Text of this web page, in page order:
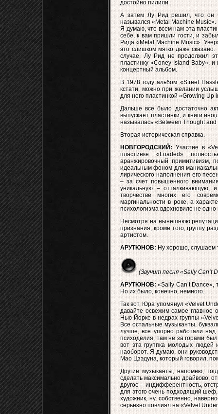
достойно пилили.
А затем Лу Рид решил, что он
назывался «Metal Machine
Я думаю, что всем нам эта
себе, к вам пришли гости, и
Рида «Metal Machine Music».
это слишком мягко даже
случае, Лу Рид не продолжил
пластинку «Coney Island Baby»,
концертный альбом.
В 1978 году альбом «Street
кстати, можно при желании
для него пластинкой «Growing Up
Дальше все было достаточно
выпускает пластинки, и книги
называлась «Between Thought
Вторая историческая справка.
НОВГОРОДСКИЙ:Участие в
пластинке «Loaded»
аранжировочный примитивизм,
идеальным фоном для
лирического наполнения его
– за счет повышенного
уникальную – отталкивающую,
творчестве многих его
маргинальности в роке, а
психологизма вдохновило не
Несмотря на нынешнюю
признания, кроме того, группу
артистом.
АРУТЮНОВ:Ну хорошо, слушаем
(Звучит песня «Sally Can’t
АРУТЮНОВ:«Sally Can’t Dance»,
Но их было, конечно, немного.
Так вот, Юра упомянул «Velvet
давайте освежим самое главное
Нью-Йорке в недрах группы
Все остальные музыканты,
лучше, все упорно работали над
психоделия, там не за горами
вот эта группка молодых людей
наоборот. Я думаю, они
Мао Цзэдуна, который говорил,
Другие музыканты, напомню,
сделать максимально драйвово,
другое – индифферентность,
для этого очень подходящий
художник, ну, собственно,
серьезно повлиял на «Velvet